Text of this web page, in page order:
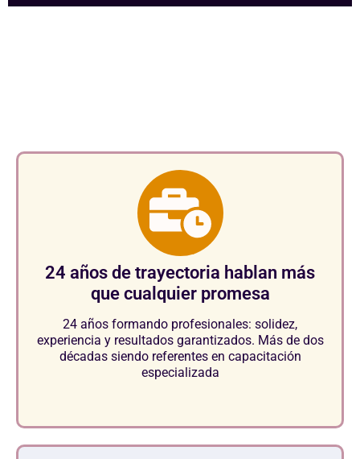
24 años de trayectoria hablan más
que cualquier promesa
24 años formando profesionales: solidez,
experiencia y resultados garantizados. Más de dos
décadas siendo referentes en capacitación
especializada